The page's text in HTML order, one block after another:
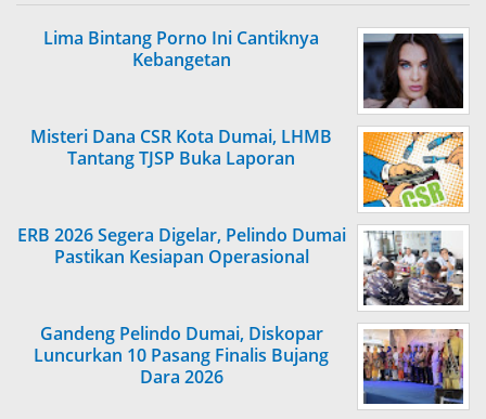
Lima Bintang Porno Ini Cantiknya
Kebangetan
Misteri Dana CSR Kota Dumai, LHMB
Tantang TJSP Buka Laporan
ERB 2026 Segera Digelar, Pelindo Dumai
Pastikan Kesiapan Operasional
Gandeng Pelindo Dumai, Diskopar
Luncurkan 10 Pasang Finalis Bujang
Dara 2026